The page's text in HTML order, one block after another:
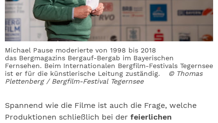
Michael Pause moderierte von 1998 bis 2018
das Bergmagazins Bergauf-Bergab im Bayerischen
Fernsehen. Beim Internationalen Bergfilm-Festivals Tegernsee
ist er für die künstlerische Leitung zuständig.
© Thomas
Plettenberg / Bergfilm-Festival Tegernsee
Spannend wie die Filme ist auch die Frage, welche
Produktionen schließlich bei der feierlichen